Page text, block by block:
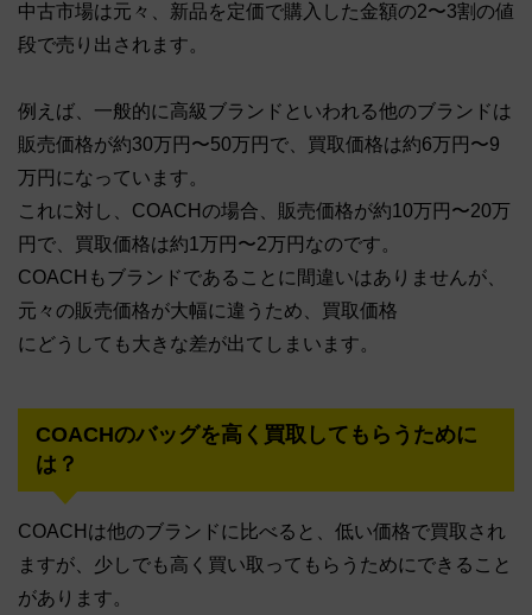
中古市場は元々、新品を定価で購入した金額の2〜3割の値
段で売り出されます。
例えば、一般的に高級ブランドといわれる他のブランドは
販売価格が約30万円〜50万円で、買取価格は約6万円〜9
万円になっています。
これに対し、COACHの場合、販売価格が約10万円〜20万
円で、買取価格は約1万円〜2万円なのです。
COACHもブランドであることに間違いはありませんが、
元々の販売価格が大幅に違うため、買取価格
にどうしても大きな差が出てしまいます。
COACHのバッグを高く買取してもらうために
は？
COACHは他のブランドに比べると、低い価格で買取され
ますが、少しでも高く買い取ってもらうためにできること
があります。